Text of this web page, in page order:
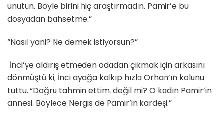
unutun. Böyle birini hiç araştırmadın. Pamir’e bu
dosyadan bahsetme.”
“Nasıl yani? Ne demek istiyorsun?”
İnci’ye aldırış etmeden odadan çıkmak için arkasını
dönmüştü ki, İnci ayağa kalkıp hızla Orhan’ın kolunu
tuttu. “Doğru tahmin ettim, değil mi? O kadın Pamir’in
annesi. Böylece Nergis de Pamir’in kardeşi.”